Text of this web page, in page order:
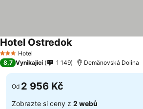
3 Počet hvězdiček
Hotel
Hotel Ostredok
8,7 Vynikající 1 149 Demänovská Dolina
Od 2 956 Kč
Zobrazte si ceny z 2 webů